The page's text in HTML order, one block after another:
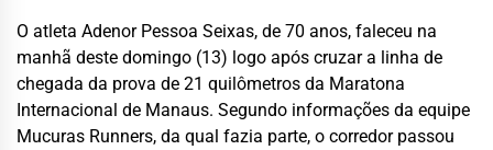
O atleta Adenor Pessoa Seixas, de 70 anos, faleceu na
manhã deste domingo (13) logo após cruzar a linha de
chegada da prova de 21 quilômetros da Maratona
Internacional de Manaus. Segundo informações da equipe
Mucuras Runners, da qual fazia parte, o corredor passou